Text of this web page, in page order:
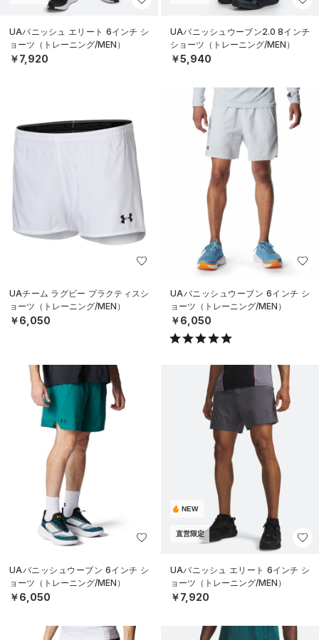
UAバニッシュ エリート 6インチ シ
ョーツ（トレーニング/MEN）
￥7,920
UAバニッシュウーブン2.0 8インチ
ショーツ（トレーニング/MEN）
￥5,940
UAチーム ラグビー プラクティスシ
ョーツ（トレーニング/MEN）
￥6,050
UAバニッシュウーブン 6インチ シ
ョーツ（トレーニング/MEN）
￥6,050
UAバニッシュウーブン 6インチ シ
ョーツ（トレーニング/MEN）
￥6,050
NEW
直営限定
UAバニッシュ エリート 6インチ シ
ョーツ（トレーニング/MEN）
￥7,920